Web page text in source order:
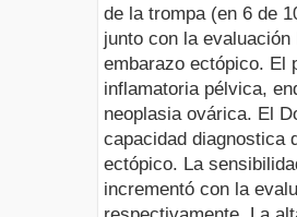
de la trompa (en 6 de
junto con la
embarazo ectópico. El
inflamatoria pélvica,
neoplasia ovárica. El
capacidad diagnostica
ectópico. La
incrementó con la